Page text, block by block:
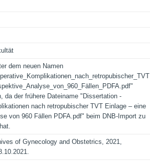
dem neuen Namen
da der frühere Dateiname "Dissertation -
nach retropubischer TVT Einlage – eine
von 960 Fällen PDFA.pdf" beim DNB-Import zu
of Gynecology and Obstetrics, 2021,